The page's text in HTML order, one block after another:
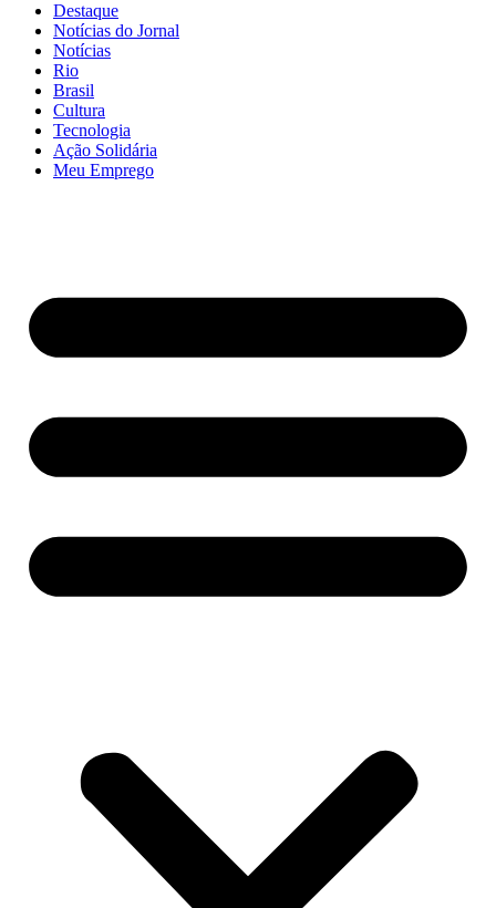
Destaque
Notícias do Jornal
Notícias
Rio
Brasil
Cultura
Tecnologia
Ação Solidária
Meu Emprego